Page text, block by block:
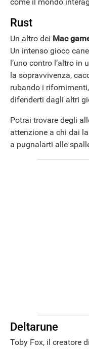
come il mondo
Rust
Un altro dei Mac
Un intenso gioco
l’uno contro l’altro in
la sopravvivenza,
rubando i
difenderti dagli altri
Potrai trovare degli
attenzione a chi dai
a pugnalarti alle
Deltarune
Toby Fox, il creatore